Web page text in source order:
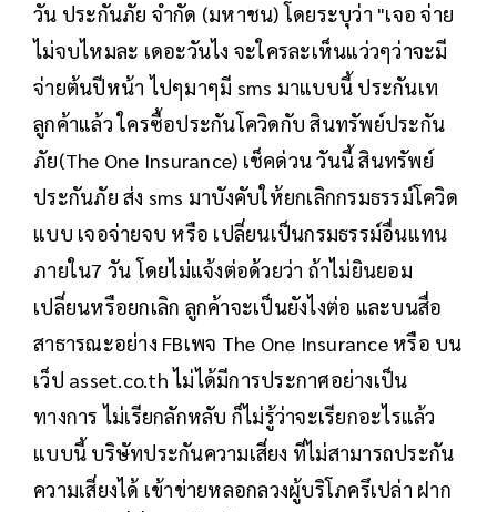
วัน ประกันภัย จำกัด (มหาชน) โดยระบุว่า "เจอ จ่าย
ไม่จบไหมละ เดอะวันไง จะใครละเห็นแว่วๆว่าจะมี
จ่ายต้นปีหน้า ไปๆมาๆมี sms มาแบบนี้ ประกันเท
ลูกค้าแล้ว ใครซื้อประกันโควิดกับ สินทรัพย์ประกัน
ภัย(The One Insurance) เช็คด่วน วันนี้ สินทรัพย์
ประกันภัย ส่ง sms มาบังคับให้ยกเลิกกรมธรรม์โควิด
แบบ เจอจ่ายจบ​ หรือ เปลี่ยนเป็นกรมธรรม์อื่นแทน
ภายใน7 วัน โดยไม่แจ้งต่อด้วยว่า ถ้าไม่ยินยอม
เปลี่ยนหรือยกเลิก ลูกค้าจะเป็นยังไงต่อ และบนสื่อ
สาธารณะอย่าง FBเพจ The One Insurance หรือ บน
เว็ป asset.co.th ไม่ได้มีการประกาศอย่างเป็น
ทางการ ไม่เรียกลักหลับ ก็ไม่รู้ว่าจะเรียกอะไรแล้ว
แบบนี้ บริษัทประกันความเสี่ยง ที่ไม่สามารถประกัน
ความเสี่ยงได้ เข้าข่ายหลอกลวงผู้บริโภครึเปล่า ฝาก